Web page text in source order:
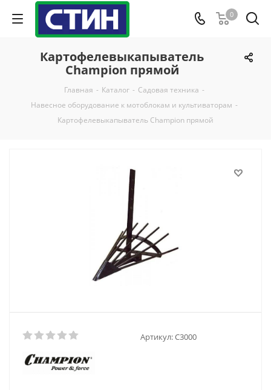
0
Картофелевыкапыватель
Champion прямой
Главная - Каталог - Садовая техника -
Навесное оборудование к мотоблокам и культиваторам -
Картофелевыкапыватель Champion прямой
Артикул:C3000